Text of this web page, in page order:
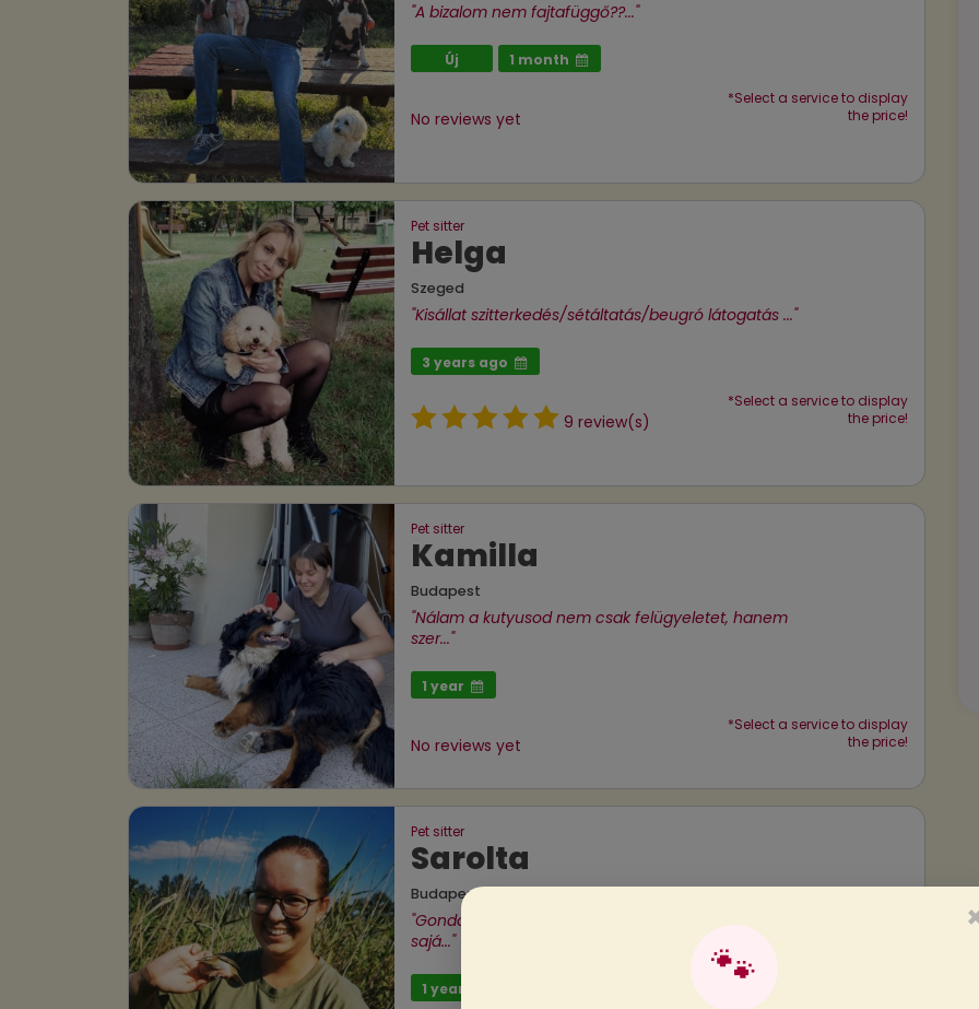
"A bizalom nem fajtafüggő??..."
Új 1 month
No reviews yet
*Select a service to display
the price!
Pet sitter
Helga
Szeged
"Kisállat szitterkedés/sétáltatás/beugró látogatás ..."
3 years ago
9 review(s)
*Select a service to display
the price!
Pet sitter
Kamilla
Budapest
"Nálam a kutyusod nem csak felügyeletet, hanem
szer..."
1 year
No reviews yet
*Select a service to display
the price!
Pet sitter
Sarolta
Budapest
"Gondoskodás, szeretet és biztonság – mintha a
sajá..."
1 year 🐾